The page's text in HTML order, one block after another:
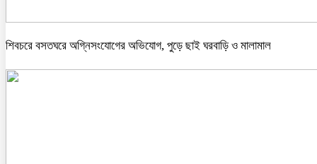
শিবচরে বসতঘরে অগ্নিসংযোগের অভিযোগ, পুড়ে ছাই ঘরবাড়ি ও মালামাল